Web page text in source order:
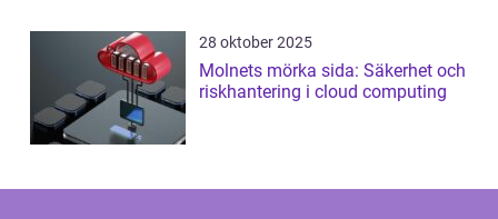
28 oktober 2025
Molnets mörka sida: Säkerhet och
riskhantering i cloud computing